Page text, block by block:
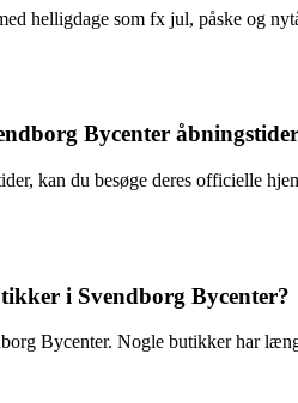
helligdage som fx jul, påske og
Bycenter
kan du besøge deres officielle
i Svendborg Bycenter?
Bycenter. Nogle butikker har